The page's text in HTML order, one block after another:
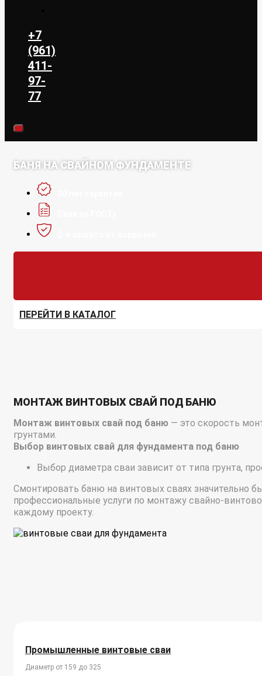
+7
(961)
411-
97-
77
БАНЯ НА СВАЙНОМ ФУНДАМЕНТЕ
ПЕРЕЙТИ В КАТАЛОГ
МОНТАЖ ВИНТОВЫХ СВАЙ ПОД БАНЮ
Монтаж винтовых свай под баню — это скорость
грунтами.
Выбор винтовых свай для фундамента под баню
Выбор диаметра сваи зависит от типа грунта,
Смонтировать баню на винтовых сваях значительно
профессиональные услуги по монтажу свайно-
каждому проекту.
Промышленные винтовые сваи
Диаметр от 159 до 325